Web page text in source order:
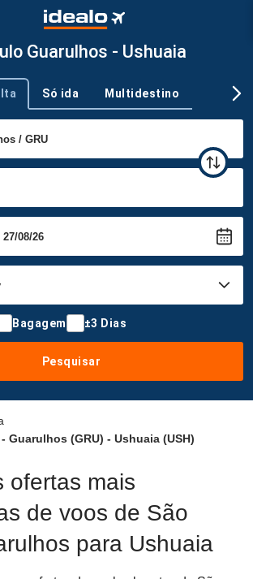
Guarulhos - Ushuaia
Só ida Multidestino
Bagagem ±3 Dias
Pesquisar
Guarulhos (GRU) - Ushuaia (USH)
ofertas mais
de voos de São
para Ushuaia